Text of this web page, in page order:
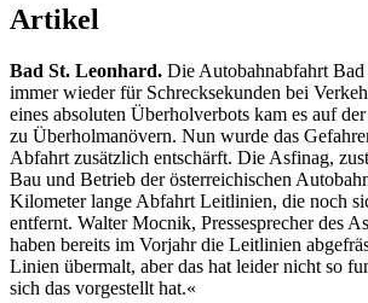
Artikel
Bad St. Leonhard. Die Autobahnabfahrt
immer wieder für Schrecksekunden bei
eines absoluten Überholverbots kam es auf
zu Überholmanövern. Nun wurde das
Abfahrt zusätzlich entschärft. Die Asfinag,
Bau und Betrieb der österreichischen
Kilometer lange Abfahrt Leitlinien, die noch
entfernt. Walter Mocnik, Pressesprecher des
haben bereits im Vorjahr die Leitlinien
Linien übermalt, aber das hat leider nicht so
sich das vorgestellt hat.«